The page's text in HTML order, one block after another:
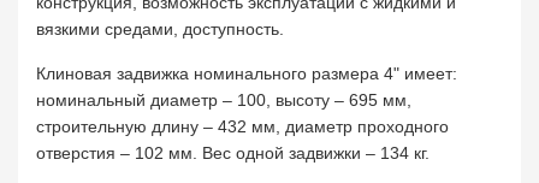
вязкими средами, доступность.
Клиновая задвижка номинального размера 4" имеет:
номинальный диаметр – 100, высоту – 695 мм,
строительную длину – 432 мм, диаметр проходного
отверстия – 102 мм. Вес одной задвижки – 134 кг.